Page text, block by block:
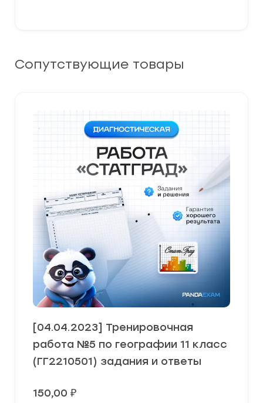
Сопутствующие товары
[04.04.2023] Тренировочная
работа №5 по географии 11 класс
(ГГ2210501) задания и ответы
150,00 ₽